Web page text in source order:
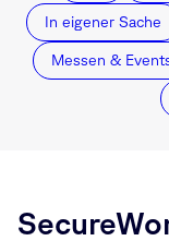
In eigener Sache
Messen &